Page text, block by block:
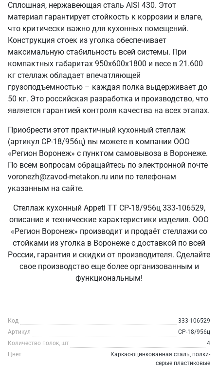
Сплошная, нержавеющая сталь AISI 430. Этот
материал гарантирует стойкость к коррозии и влаге,
что критически важно для кухонных помещений.
Конструкция стоек из уголка обеспечивает
максимальную стабильность всей системы. При
компактных габаритах 950х600х1800 и весе в 21.600
кг стеллаж обладает впечатляющей
грузоподъемностью – каждая полка выдерживает до
50 кг. Это российская разработка и производство, что
является гарантией контроля качества на всех этапах.
Приобрести этот практичный кухонный стеллаж
(артикул СР-18/956ц) вы можете в компании ООО
«Регион Воронеж» с пунктом самовывоза в Воронеже.
По всем вопросам обращайтесь по электронной почте
voronezh@zavod-metakon.ru или по телефонам
указанным на сайте.
Стеллаж кухонный Appeti ТТ СР-18/956ц 333-106529,
описание и технические характеристики изделия. ООО
«Регион Воронеж» производит и продаёт стеллажи со
стойками из уголка в Воронеже с доставкой по всей
России, гарантия и скидки от производителя. Сделайте
свое производство еще более организованным и
функциональным!
Код
333-106529
Артикул
СР-18/956ц
Количество полок, шт
4
Цвет
Каркас-оцинкованная сталь, полки-
серые пластиковые